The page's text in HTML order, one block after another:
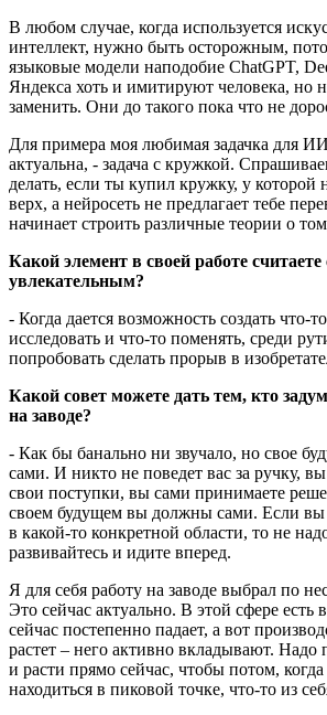
В любом случае, когда используется
интеллект, нужно быть осторожным,
языковые модели наподобие ChatGPT,
Яндекса хоть и имитируют человека, но
заменить. Они до такого пока что не
Для примера моя любимая задачка для
актуальна, - задача с кружкой.
делать, если ты купил кружку, у которой
верх, а нейросеть не предлагает тебе
начинает строить различные теории о
Какой элемент в своей работе
увлекательным?
- Когда дается возможность создать что-
исследовать и что-то поменять, среди
попробовать сделать прорыв в
Какой совет можете дать тем, кто
на заводе?
- Как бы банально ни звучало, но свое
сами. И никто не поведет вас за ручку, вы
свои поступки, вы сами принимаете
своем будущем вы должны сами. Если вы
в какой-то конкретной области, то не
развивайтесь и идите вперед.
Я для себя работу на заводе выбрал по
Это сейчас актуально. В этой сфере есть
сейчас постепенно падает, а вот
растет – него активно вкладывают. Надо
и расти прямо сейчас, чтобы потом, когда
находиться в пиковой точке, что-то из